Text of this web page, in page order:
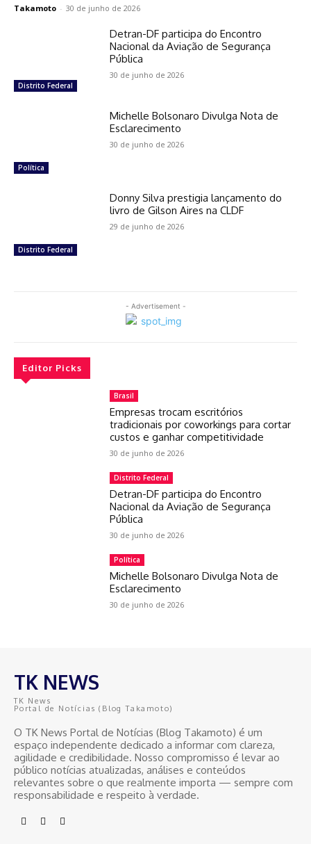
Takamoto - 30 de junho de 2026
Distrito Federal
Detran-DF participa do Encontro
Nacional da Aviação de Segurança
Pública
30 de junho de 2026
Política
Michelle Bolsonaro Divulga Nota de
Esclarecimento
30 de junho de 2026
Distrito Federal
Donny Silva prestigia lançamento do
livro de Gilson Aires na CLDF
29 de junho de 2026
- Advertisement -
Editor Picks
Brasil
Empresas trocam escritórios
tradicionais por coworkings para cortar
custos e ganhar competitividade
30 de junho de 2026
Distrito Federal
Detran-DF participa do Encontro
Nacional da Aviação de Segurança
Pública
30 de junho de 2026
Política
Michelle Bolsonaro Divulga Nota de
Esclarecimento
30 de junho de 2026
TK NEWS
TK News
Portal de Notícias (Blog Takamoto)
O TK News Portal de Notícias (Blog Takamoto) é um
espaço independente dedicado a informar com clareza,
agilidade e credibilidade. Nosso compromisso é levar ao
público notícias atualizadas, análises e conteúdos
relevantes sobre o que realmente importa — sempre com
responsabilidade e respeito à verdade.